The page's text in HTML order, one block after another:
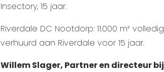
Insectory, 15 jaar.
Riverdale DC Nootdorp: 11.000 m² volledig
verhuurd aan Riverdale voor 15 jaar.
Willem Slager, Partner en directeur bij